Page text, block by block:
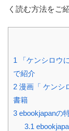
く読む方法をご
1 「ケンシロウ
で紹介
2 漫画「 ケンシ
書籍
3 ebookjapanの
3.1